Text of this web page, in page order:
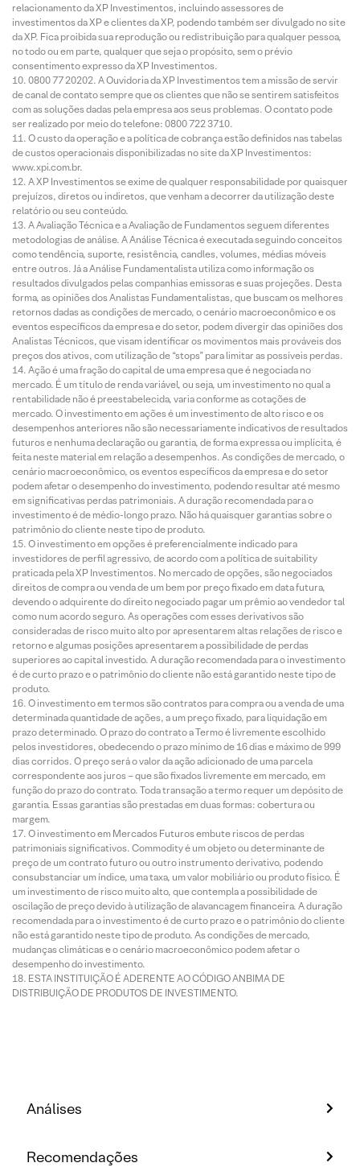
relacionamento da XP Investimentos, incluindo assessores de
investimentos da XP e clientes da XP, podendo também ser divulgado no site
da XP. Fica proibida sua reprodução ou redistribuição para qualquer pessoa,
no todo ou em parte, qualquer que seja o propósito, sem o prévio
consentimento expresso da XP Investimentos.
0800 77 20202. A Ouvidoria da XP Investimentos tem a missão de servir
de canal de contato sempre que os clientes que não se sentirem satisfeitos
com as soluções dadas pela empresa aos seus problemas. O contato pode
ser realizado por meio do telefone: 0800 722 3710.
O custo da operação e a política de cobrança estão definidos nas tabelas
de custos operacionais disponibilizadas no site da XP Investimentos:
www.xpi.com.br.
A XP Investimentos se exime de qualquer responsabilidade por quaisquer
prejuízos, diretos ou indiretos, que venham a decorrer da utilização deste
relatório ou seu conteúdo.
A Avaliação Técnica e a Avaliação de Fundamentos seguem diferentes
metodologias de análise. A Análise Técnica é executada seguindo conceitos
como tendência, suporte, resistência, candles, volumes, médias móveis
entre outros. Já a Análise Fundamentalista utiliza como informação os
resultados divulgados pelas companhias emissoras e suas projeções. Desta
forma, as opiniões dos Analistas Fundamentalistas, que buscam os melhores
retornos dadas as condições de mercado, o cenário macroeconômico e os
eventos específicos da empresa e do setor, podem divergir das opiniões dos
Analistas Técnicos, que visam identificar os movimentos mais prováveis dos
preços dos ativos, com utilização de “stops” para limitar as possíveis perdas.
Ação é uma fração do capital de uma empresa que é negociada no
mercado. É um título de renda variável, ou seja, um investimento no qual a
rentabilidade não é preestabelecida, varia conforme as cotações de
mercado. O investimento em ações é um investimento de alto risco e os
desempenhos anteriores não são necessariamente indicativos de resultados
futuros e nenhuma declaração ou garantia, de forma expressa ou implícita, é
feita neste material em relação a desempenhos. As condições de mercado, o
cenário macroeconômico, os eventos específicos da empresa e do setor
podem afetar o desempenho do investimento, podendo resultar até mesmo
em significativas perdas patrimoniais. A duração recomendada para o
investimento é de médio-longo prazo. Não há quaisquer garantias sobre o
patrimônio do cliente neste tipo de produto.
O investimento em opções é preferencialmente indicado para
investidores de perfil agressivo, de acordo com a política de suitability
praticada pela XP Investimentos. No mercado de opções, são negociados
direitos de compra ou venda de um bem por preço fixado em data futura,
devendo o adquirente do direito negociado pagar um prêmio ao vendedor tal
como num acordo seguro. As operações com esses derivativos são
consideradas de risco muito alto por apresentarem altas relações de risco e
retorno e algumas posições apresentarem a possibilidade de perdas
superiores ao capital investido. A duração recomendada para o investimento
é de curto prazo e o patrimônio do cliente não está garantido neste tipo de
produto.
O investimento em termos são contratos para compra ou a venda de uma
determinada quantidade de ações, a um preço fixado, para liquidação em
prazo determinado. O prazo do contrato a Termo é livremente escolhido
pelos investidores, obedecendo o prazo mínimo de 16 dias e máximo de 999
dias corridos. O preço será o valor da ação adicionado de uma parcela
correspondente aos juros – que são fixados livremente em mercado, em
função do prazo do contrato. Toda transação a termo requer um depósito de
garantia. Essas garantias são prestadas em duas formas: cobertura ou
margem.
O investimento em Mercados Futuros embute riscos de perdas
patrimoniais significativos. Commodity é um objeto ou determinante de
preço de um contrato futuro ou outro instrumento derivativo, podendo
consubstanciar um índice, uma taxa, um valor mobiliário ou produto físico. É
um investimento de risco muito alto, que contempla a possibilidade de
oscilação de preço devido à utilização de alavancagem financeira. A duração
recomendada para o investimento é de curto prazo e o patrimônio do cliente
não está garantido neste tipo de produto. As condições de mercado,
mudanças climáticas e o cenário macroeconômico podem afetar o
desempenho do investimento.
ESTA INSTITUIÇÃO É ADERENTE AO CÓDIGO ANBIMA DE
DISTRIBUIÇÃO DE PRODUTOS DE INVESTIMENTO.
Análises
Recomendações